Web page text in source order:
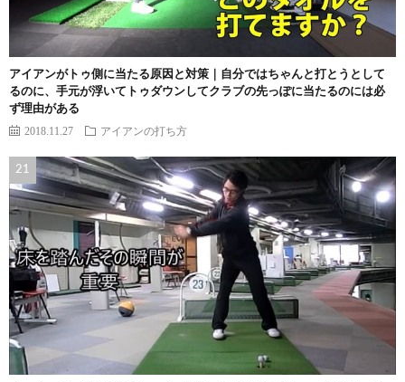
アイアンがトゥ側に当たる原因と対策｜自分ではちゃんと打とうとして
るのに、手元が浮いてトゥダウンしてクラブの先っぽに当たるのには必
ず理由がある
2018.11.27 アイアンの打ち方